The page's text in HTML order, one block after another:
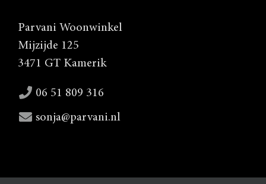
Parvani Woonwinkel
Mijzijde 125
3471 GT Kamerik
06 51 809 316
sonja@parvani.nl